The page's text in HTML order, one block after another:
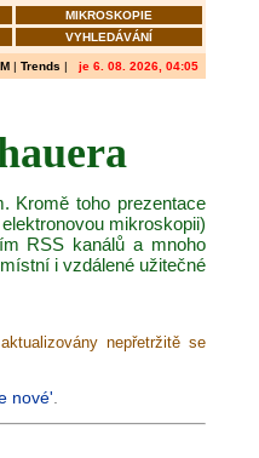
MIKROSKOPIE
VYHLEDÁVÁNÍ
| Trends | je 6. 08. 2026, 04:05
Kromě toho prezentace
mikroskopii)
RSS kanálů a mnoho
i vzdálené užitečné
nepřetržitě se
nové'